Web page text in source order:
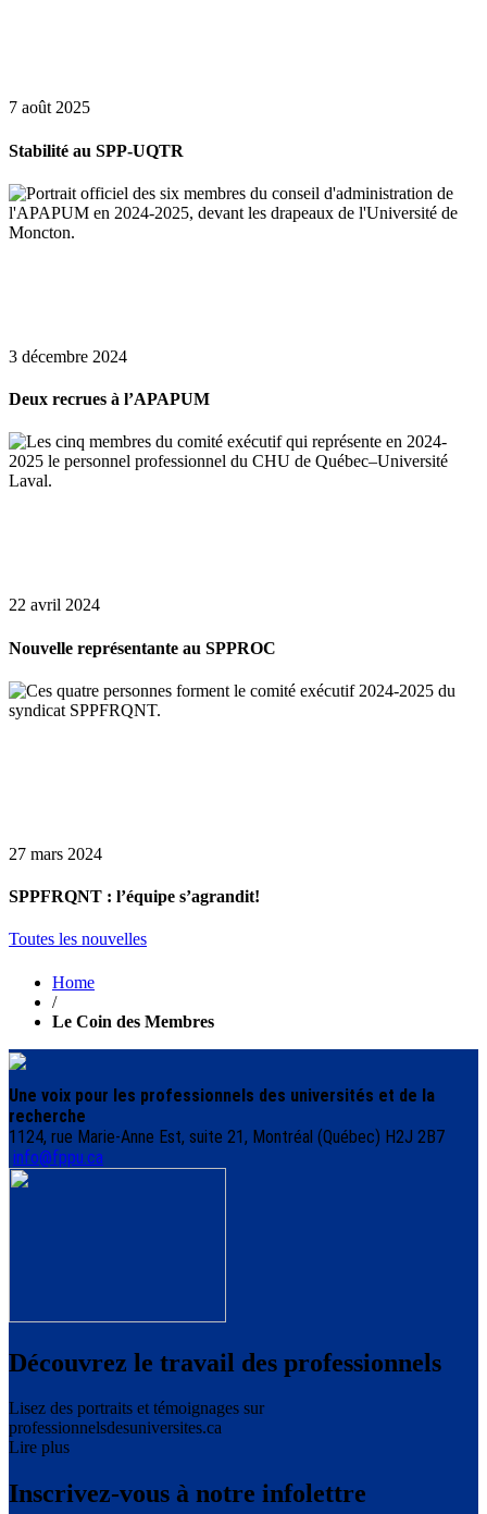
7 août 2025
Stabilité au SPP-UQTR
3 décembre 2024
Deux recrues à l’APAPUM
22 avril 2024
Nouvelle représentante au SPPROC
27 mars 2024
SPPFRQNT : l’équipe s’agrandit!
Toutes les nouvelles
Home
/
Le Coin des Membres
Une voix pour les professionnels des universités et de la
recherche
1124, rue Marie-Anne Est, suite 21, Montréal (Québec) H2J 2B7
info@fppu.ca
Découvrez le travail des professionnels
Lisez des portraits et témoignages sur
professionnelsdesuniversites.ca
Lire plus
Inscrivez-vous à notre infolettre